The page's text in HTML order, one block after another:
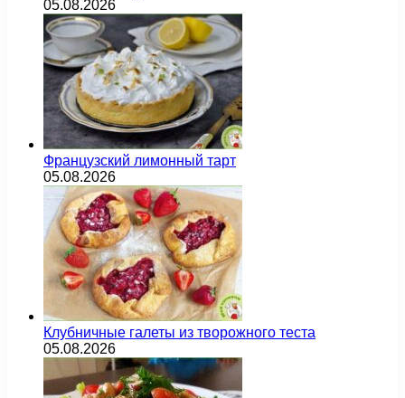
05.08.2026
Французский лимонный тарт
05.08.2026
Клубничные галеты из творожного теста
05.08.2026